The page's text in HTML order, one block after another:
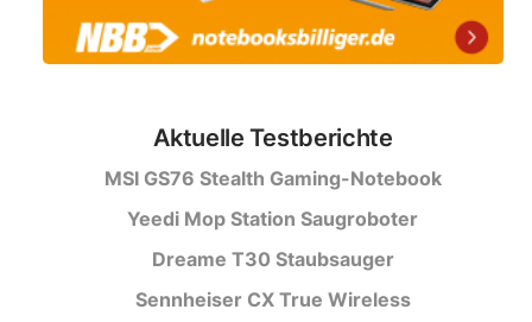
Aktuelle Testberichte
MSI GS76 Stealth Gaming-Notebook
Yeedi Mop Station Saugroboter
Dreame T30 Staubsauger
Sennheiser CX True Wireless